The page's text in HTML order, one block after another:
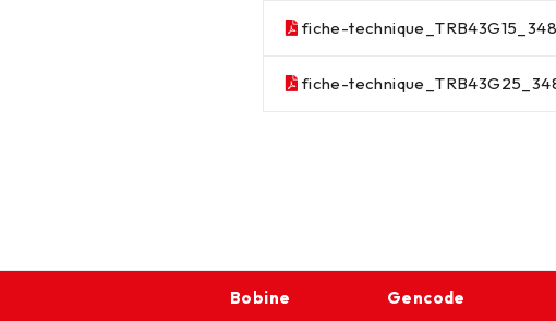
fiche-technique_TRB43G15_348
fiche-
Bobine Gencode